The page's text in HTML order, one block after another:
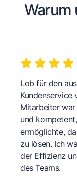
Warum
Lob für den
Kundenservice
Mitarbeiter
und
ermöglichte,
zu lösen. Ich
der Effizienz
des Teams.